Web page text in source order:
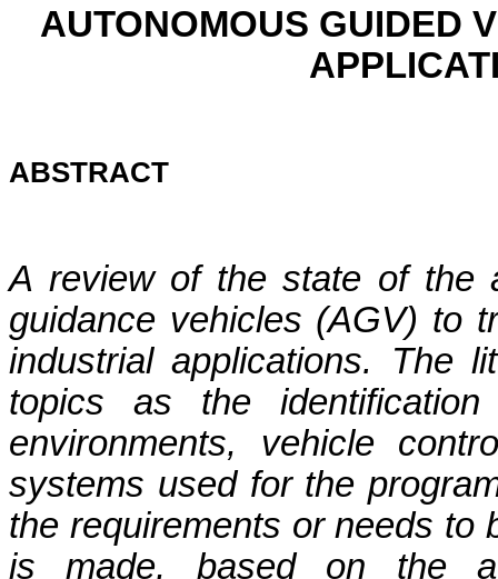
AUTONOMOUS GUIDED
ABSTRACT
A review of the state of the
guidance vehicles (AGV) to
industrial applications. The
topics as the
environments, vehicle
systems used for the
the requirements or needs to
is made, based on the